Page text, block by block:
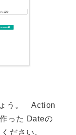
ょう。 Action
った Dateの
ださい。